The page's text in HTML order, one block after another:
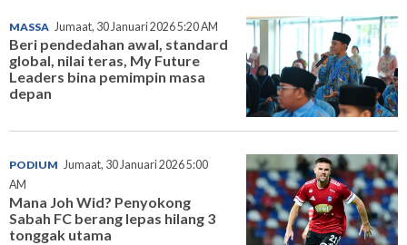
MASSA Jumaat, 30 Januari 2026 5:20 AM
Beri pendedahan awal, standard
global, nilai teras, My Future
Leaders bina pemimpin masa
depan
PODIUM Jumaat, 30 Januari 2026 5:00
AM
Mana Joh Wid? Penyokong
Sabah FC berang lepas hilang 3
tonggak utama